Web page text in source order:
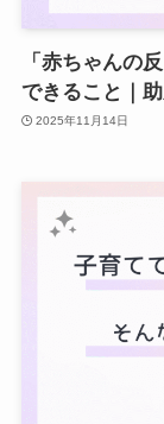
「赤ちゃんの
できること｜
2025年11月14日